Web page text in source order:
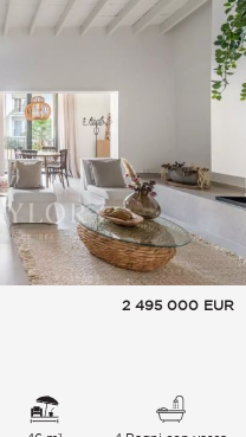
2 495 000 EUR